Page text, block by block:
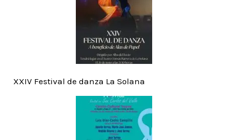
XXIV Festival de danza La Solana